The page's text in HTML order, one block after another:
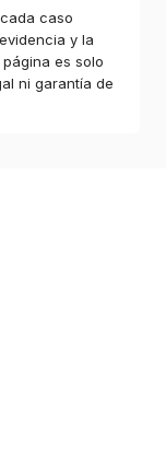
caso
y la
es solo
ni garantía de